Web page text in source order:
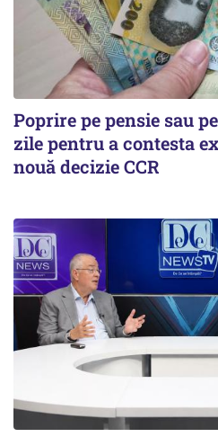
Poprire pe pensie sau
zile pentru a contesta
nouă decizie CCR